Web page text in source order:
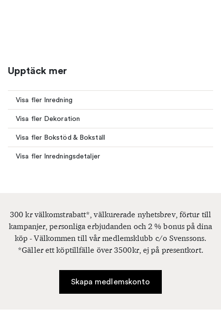
Upptäck mer
Visa fler Inredning
Visa fler Dekoration
Visa fler Bokstöd & Bokställ
Visa fler Inredningsdetaljer
300 kr välkomstrabatt*, välkurerade nyhetsbrev, förtur till
kampanjer, personliga erbjudanden och 2 % bonus på dina
köp - Välkommen till vår medlemsklubb c/o Svenssons.
*Gäller ett köptillfälle över 3500kr, ej på presentkort.
Skapa medlemskonto